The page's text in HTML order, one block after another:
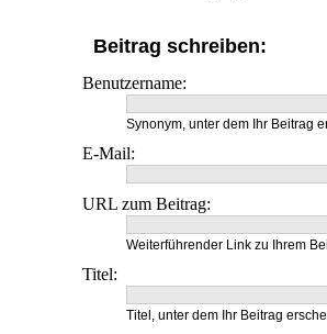
Beitrag schreiben:
Benutzername:
Synonym, unter dem Ihr Beitrag
E-Mail:
URL zum Beitrag:
Weiterführender Link zu Ihrem
Titel:
Titel, unter dem Ihr Beitrag